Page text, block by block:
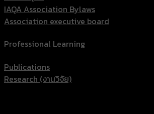
IAQA Association Bylaws
Association executive board
Professional Learning
Publications
Research (งานวิจัย)